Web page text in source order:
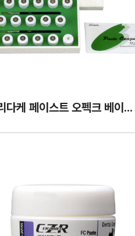
노리다케 페이스트 오펙크 베이직 킷트